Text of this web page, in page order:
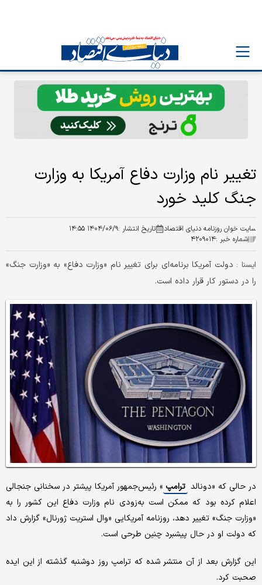
تغییر نام وزارت دفاع آمریکا به وزارت
جنگ کلید خورد
سایت خوان روزنامه دنیای اقتصاد تاریخ انتشار :۱۴۰۴/۰۶/۹ ۱۴:۵۵
شماره خبر :۴۲۰۹۰۱۴
ايسنا : دولت آمریکا برنامه‌ای برای تغییر نام «وزارت دفاع» به «وزارت جنگ»
را در دستور کار قرار داده است.
در حالی که «دونالد ترامپ » رئیس‌جمهور آمریکا پیشتر در سخنانی جنجالی
اعلام کرده بود که ممکن است به‌زودی نام وزارت دفاع این کشور را به
«وزارت جنگ» تغییر دهد، روزنامه آمریکایی «وال استریت ژورنال» گزارش داد
که دولت او در حال پیشبرد چنین طرحی است.
این گزارش بعد از آن منتشر شده که ترامپ روز دوشنبه گذشته از این ایده
صحبت کرد.